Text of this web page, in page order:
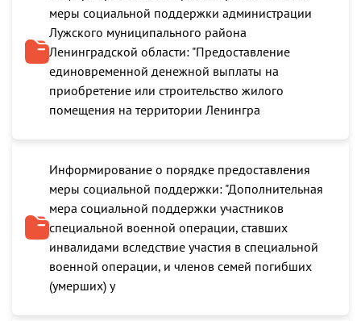
меры социальной поддержки администрации
Лужского муниципального района
Ленинградской области: "Предоставление
единовременной денежной выплаты на
приобретение или строительство жилого
помещения на территории Ленингра
Информирование о порядке предоставления
меры социальной поддержки: "Дополнительная
мера социальной поддержки участников
специальной военной операции, ставших
инвалидами вследствие участия в специальной
военной операции, и членов семей погибших
(умерших) у